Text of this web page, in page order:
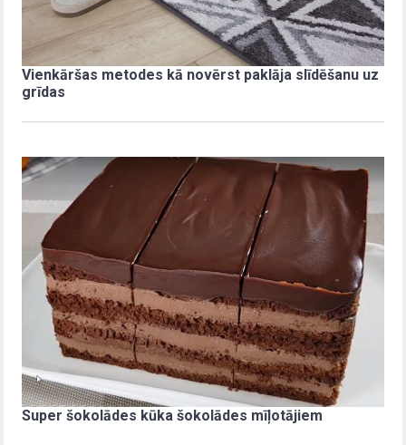
Vienkāršas metodes kā novērst paklāja slīdēšanu uz
grīdas
Super šokolādes kūka šokolādes mīļotājiem